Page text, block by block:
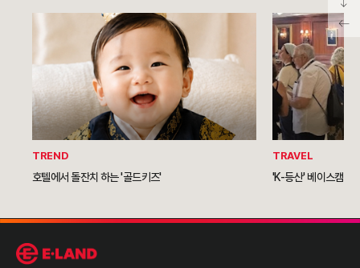
TREND
호텔에서 돌잔치 하는 '골드키즈'
TRAVEL
'K-등산' 베이스캠프